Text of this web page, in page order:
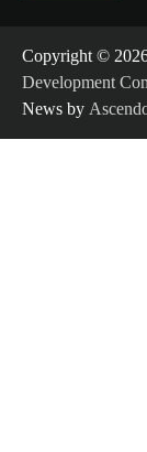
Copyright ©️
Development
News by